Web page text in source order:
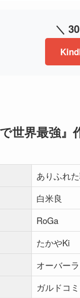
＼
世界最強』
ありふれ
白米良
RoGa
たかやKi
オーバー
ガルドコ